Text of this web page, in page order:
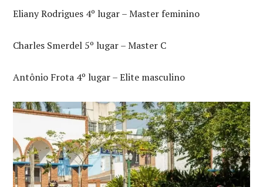
Eliany Rodrigues 4º lugar – Master feminino
Charles Smerdel 5º lugar – Master C
Antônio Frota 4º lugar – Elite masculino